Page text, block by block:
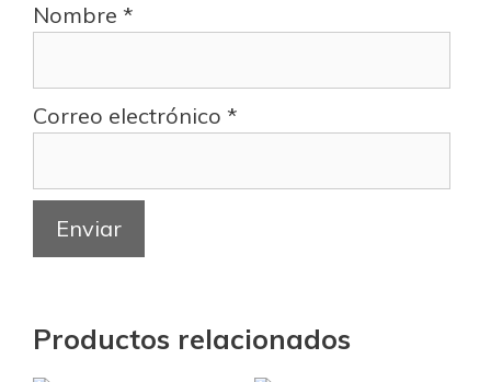
Nombre *
Correo electrónico *
Productos relacionados